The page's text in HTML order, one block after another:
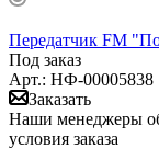
Передатчик FM
Под заказ
Арт.: НФ-00005838
Заказать
Наши менеджеры
условия заказа